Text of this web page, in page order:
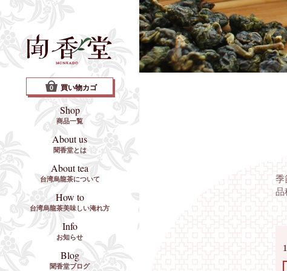
0 買い物カゴ
Shop
商品一覧
About us
聞香堂とは
About tea
台湾烏龍茶について
How to
台湾烏龍茶美味しい淹れ方
Info
お知らせ
Blog
聞香堂ブログ
季
品